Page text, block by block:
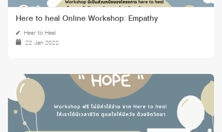
Here to heal Online Workshop: Empathy
Hear to Heal
22 Jan 2022